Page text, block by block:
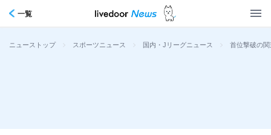
一覧
ニューストップ > スポーツニュース > 国内・Jリーグニュース > 首位撃破の